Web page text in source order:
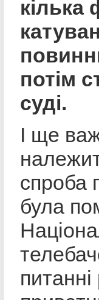
кілька
потім
суді.
І ще
спроба
була